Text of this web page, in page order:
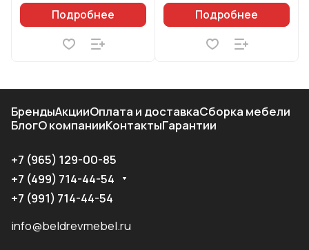
Подробнее
Подробнее
БрендыАкцииОплата и доставкаСборка мебели
БлогО компанииКонтактыГарантии
+7 (965) 129-00-85
+7 (499) 714-44-54
+7 (991) 714-44-54
info@beldrevmebel.ru